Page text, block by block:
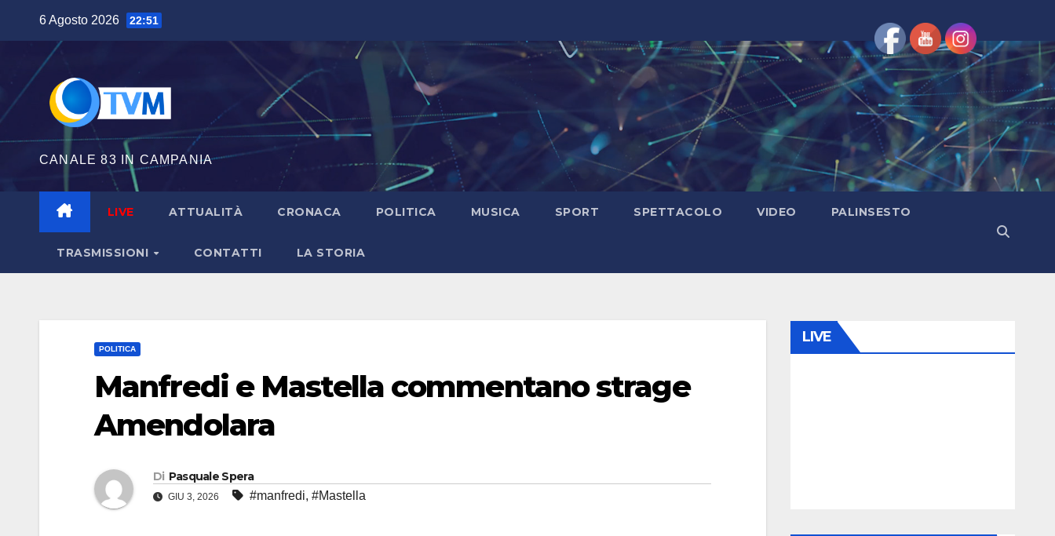
contenuto
6 Agosto 2026 22:51
CANALE 83 IN CAMPANIA
LIVE ATTUALITÀ CRONACA POLITICA MUSICA SPORT SPETTACOLO VIDEO PALINSESTO
TRASMISSIONI CONTATTI LA STORIA
POLITICA
Manfredi e Mastella commentano strage
Amendolara
Di Pasquale Spera
GIU 3, 2026 #manfredi, #Mastella
LIVE